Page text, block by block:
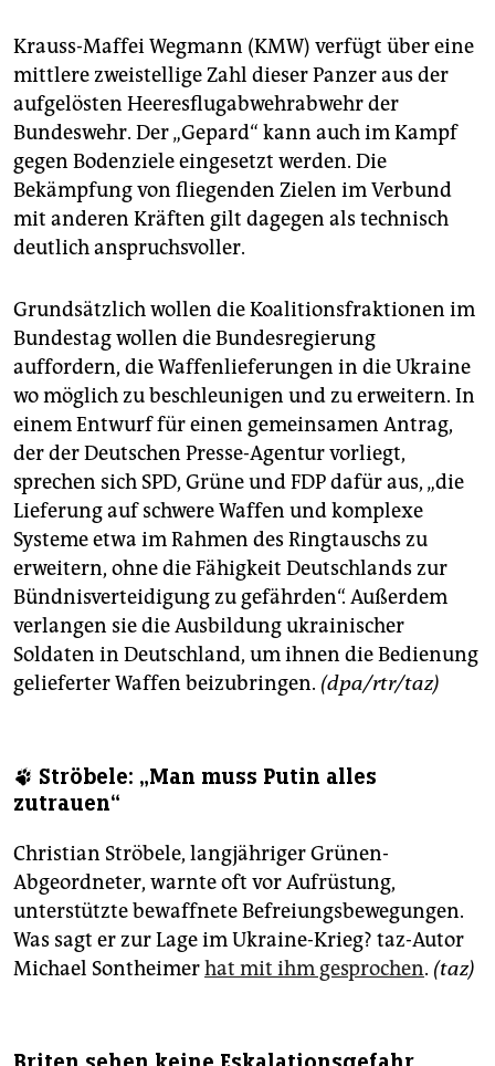
Krauss-Maffei Wegmann (KMW) verfügt über eine
mittlere zweistellige Zahl dieser Panzer aus der
aufgelösten Heeresflugabwehrabwehr der
Bundeswehr. Der „Gepard“ kann auch im Kampf
gegen Bodenziele eingesetzt werden. Die
Bekämpfung von fliegenden Zielen im Verbund
mit anderen Kräften gilt dagegen als technisch
deutlich anspruchsvoller.
Grundsätzlich wollen die Koalitionsfraktionen im
Bundestag wollen die Bundesregierung
auffordern, die Waffenlieferungen in die Ukraine
wo möglich zu beschleunigen und zu erweitern. In
einem Entwurf für einen gemeinsamen Antrag,
der der Deutschen Presse-Agentur vorliegt,
sprechen sich SPD, Grüne und FDP dafür aus, „die
Lieferung auf schwere Waffen und komplexe
Systeme etwa im Rahmen des Ringtauschs zu
erweitern, ohne die Fähigkeit Deutschlands zur
Bündnisverteidigung zu gefährden“. Außerdem
verlangen sie die Ausbildung ukrainischer
Soldaten in Deutschland, um ihnen die Bedienung
gelieferter Waffen beizubringen. (dpa/rtr/taz)
🐾 Ströbele: „Man muss Putin alles
zutrauen“
Christian Ströbele, langjähriger Grünen-
Abgeordneter, warnte oft vor Aufrüstung,
unterstützte bewaffnete Befreiungsbewegungen.
Was sagt er zur Lage im Ukraine-Krieg? taz-Autor
Michael Sontheimerhat mit ihm gesprochen. (taz)